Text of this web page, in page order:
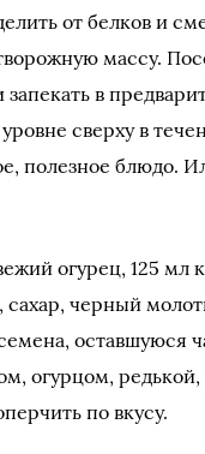
от белков и
массу.
в
сверху в
полезное блюдо.
огурец, 125 мл
сахар, черный
оставшуюся
огурцом, редькой,
по вкусу.